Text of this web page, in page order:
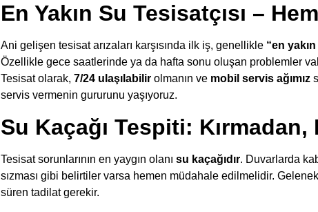
En Yakın Su Tesisatçısı –
Ani gelişen tesisat arızaları karşısında ilk iş, genellikle “en
Özellikle gece saatlerinde ya da hafta sonu oluşan problemler
Tesisat olarak, 7/24 ulaşılabilirolmanın ve mobil servis ağımız
servis vermenin gururunu yaşıyoruz.
Su Kaçağı Tespiti: Kırmadan,
Tesisat sorunlarının en yaygın olanı su kaçağıdır. Duvarlarda
sızması gibi belirtiler varsa hemen müdahale edilmelidir.
süren tadilat gerekir.